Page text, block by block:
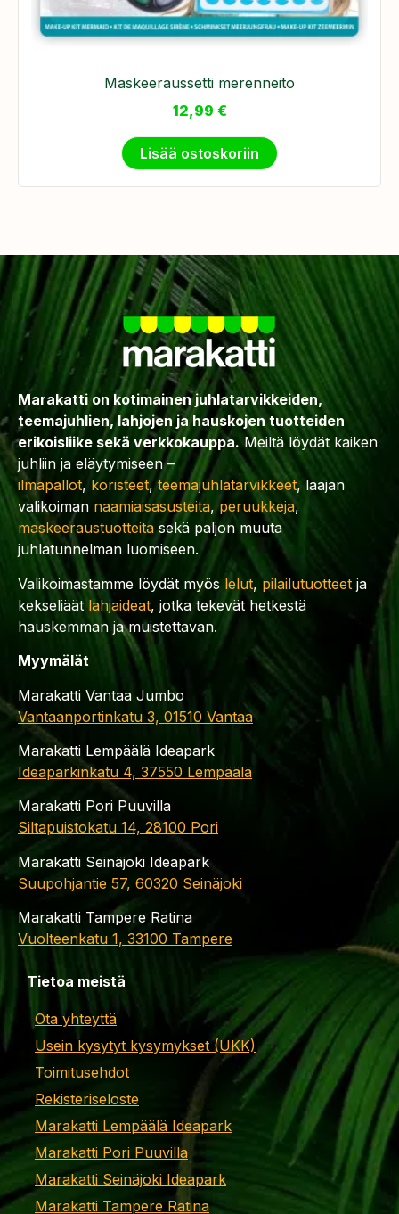
Maskeeraussetti merenneito
12,99 €
Lisää ostoskoriin
Marakatti on kotimainen juhlatarvikkeiden,
teemajuhlien, lahjojen ja hauskojen tuotteiden
erikoisliike sekä verkkokauppa. Meiltä löydät kaiken
juhliin ja eläytymiseen –
ilmapallot, koristeet,teemajuhlatarvikkeet, laajan
valikoiman naamiaisasusteita,peruukkeja,
maskeeraustuotteitasekä paljon muuta
juhlatunnelman luomiseen.
Valikoimastamme löydät myös lelut, pilailutuotteet ja
kekseliäätlahjaideat, jotka tekevät hetkestä
hauskemman ja muistettavan.
Myymälät
Marakatti Vantaa Jumbo
Vantaanportinkatu 3, 01510 Vantaa
Marakatti Lempäälä Ideapark
Ideaparkinkatu 4, 37550 Lempäälä
Marakatti Pori Puuvilla
Siltapuistokatu 14, 28100 Pori
Marakatti Seinäjoki Ideapark
Suupohjantie 57, 60320 Seinäjoki
Marakatti Tampere Ratina
Vuolteenkatu 1, 33100 Tampere
Tietoa meistä
Ota yhteyttä
Usein kysytyt kysymykset (UKK)
Toimitusehdot
Rekisteriseloste
Marakatti Lempäälä Ideapark
Marakatti Pori Puuvilla
Marakatti Seinäjoki Ideapark
Marakatti Tampere Ratina